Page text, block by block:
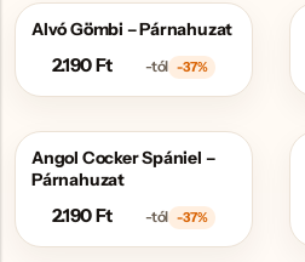
AKCIÓS
Alvó Gömbi – Párnahuzat
2.190Ft -tól -37%
AKCIÓS
Angol Cocker Spániel –
Párnahuzat
2.190Ft -tól -37%